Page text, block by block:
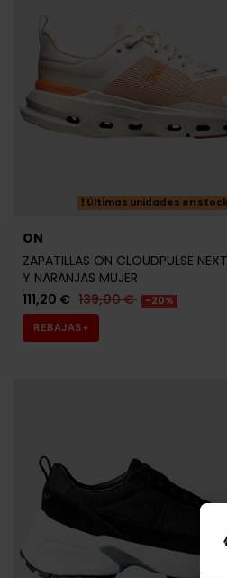
Últimas unidades en stock
ON
ZAPATILLAS ON CLOUDPULSE
Y NARANJAS MUJER
111,20 € 139,00 € -20%
REBAJAS+